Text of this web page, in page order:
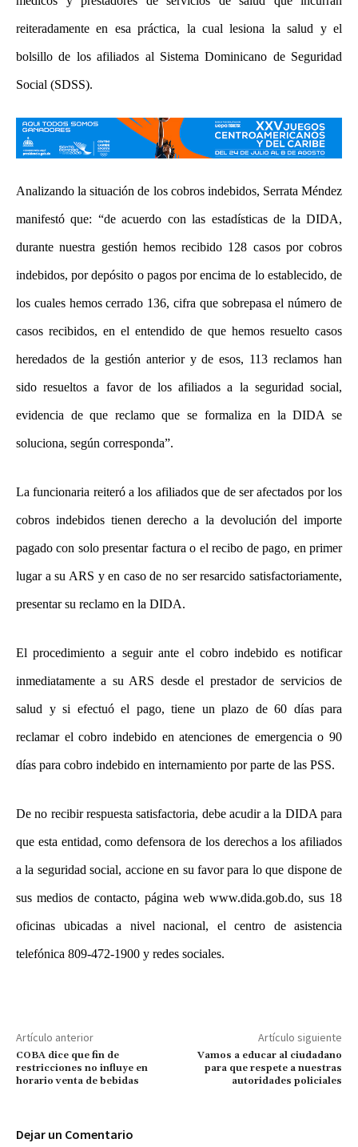
reiteradamente en esa práctica, la cual lesiona la salud y el
bolsillo de los afiliados al Sistema Dominicano de Seguridad
Social (SDSS).
Analizando la situación de los cobros indebidos, Serrata Méndez
manifestó que: “de acuerdo con las estadísticas de la DIDA,
durante nuestra gestión hemos recibido 128 casos por cobros
indebidos, por depósito o pagos por encima de lo establecido, de
los cuales hemos cerrado 136, cifra que sobrepasa el número de
casos recibidos, en el entendido de que hemos resuelto casos
heredados de la gestión anterior y de esos, 113 reclamos han
sido resueltos a favor de los afiliados a la seguridad social,
evidencia de que reclamo que se formaliza en la DIDA se
soluciona, según corresponda”.
La funcionaria reiteró a los afiliados que de ser afectados por los
cobros indebidos tienen derecho a la devolución del importe
pagado con solo presentar factura o el recibo de pago, en primer
lugar a su ARS y en caso de no ser resarcido satisfactoriamente,
presentar su reclamo en la DIDA.
El procedimiento a seguir ante el cobro indebido es notificar
inmediatamente a su ARS desde el prestador de servicios de
salud y si efectuó el pago, tiene un plazo de 60 días para
reclamar el cobro indebido en atenciones de emergencia o 90
días para cobro indebido en internamiento por parte de las PSS.
De no recibir respuesta satisfactoria, debe acudir a la DIDA para
que esta entidad, como defensora de los derechos a los afiliados
a la seguridad social, accione en su favor para lo que dispone de
sus medios de contacto, página web www.dida.gob.do, sus 18
oficinas ubicadas a nivel nacional, el centro de asistencia
telefónica 809-472-1900 y redes sociales.
Artículo anterior
COBA dice que fin de
restricciones no influye en
horario venta de bebidas
Artículo siguiente
Vamos a educar al ciudadano
para que respete a nuestras
autoridades policiales
Dejar un Comentario